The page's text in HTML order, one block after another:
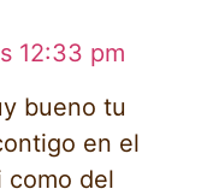
12:33 pm
bueno tu
en el
como del